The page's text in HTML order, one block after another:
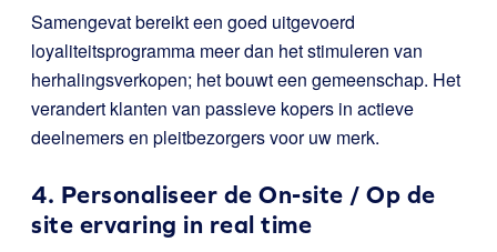
Samengevat bereikt een goed uitgevoerd
loyaliteitsprogramma meer dan het stimuleren van
herhalingsverkopen; het bouwt een gemeenschap. Het
verandert klanten van passieve kopers in actieve
deelnemers en pleitbezorgers voor uw merk.
4. Personaliseer de On-site / Op de
site ervaring in real time